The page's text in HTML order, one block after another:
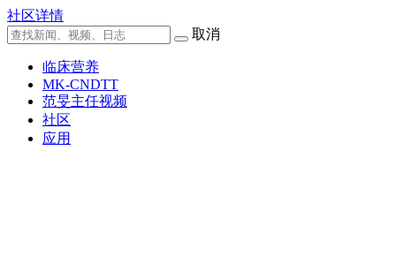
社区详情
取消
临床营养
MK-CNDTT
范旻主任视频
社区
应用